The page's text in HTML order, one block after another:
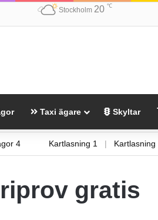
Stockholm 20 ℃
Taxi ägare Skyltar
4 Kartlasning 1 |
gratis